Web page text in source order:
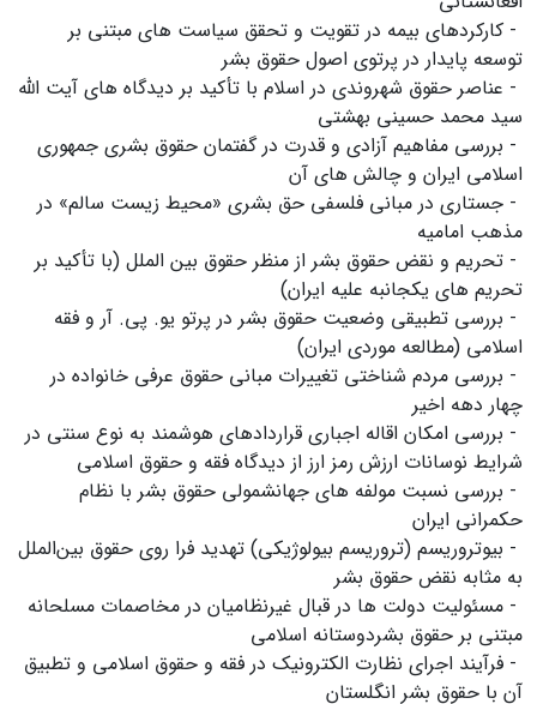
- کارکردهای بیمه در تقویت و تحقق سیاست های مبتنی بر
توسعه پایدار در پرتوی اصول حقوق بشر
- عناصر حقوق شهروندی در اسلام با تأکید بر دیدگاه های آیت الله
سید محمد حسینی بهشتی
- بررسی مفاهیم آزادی و قدرت در گفتمان حقوق بشری جمهوری
اسلامی ایران و چالش های آن
- جستاری در مبانی فلسفی حق بشری «محیط زیست سالم» در
مذهب امامیه
- تحریم و نقض حقوق بشر از منظر حقوق بین الملل (با تأکید بر
تحریم های یکجانبه علیه ایران)
- بررسی تطبیقی وضعیت حقوق بشر در پرتو یو. پی. آر و فقه
اسلامی (مطالعه موردی ایران)
- بررسی مردم شناختی تغییرات مبانی حقوق عرفی خانواده در
چهار دهه اخیر
- بررسی امکان اقاله اجباری قراردادهای هوشمند به نوع سنتی در
شرایط نوسانات ارزش رمز ارز از دیدگاه فقه و حقوق اسلامی
- بررسی نسبت مولفه های جهانشمولی حقوق بشر با نظام
حکمرانی ایران
- بیوتروریسم (تروریسم بیولوژیکی) تهدید فرا روی حقوق بین‌الملل
به مثابه نقض حقوق بشر
- مسئولیت دولت ها در قبال غیرنظامیان در مخاصمات مسلحانه
مبتنی بر حقوق بشردوستانه اسلامی
- فرآیند اجرای نظارت الکترونیک در فقه و حقوق اسلامی و تطبیق
آن با حقوق بشر انگلستان